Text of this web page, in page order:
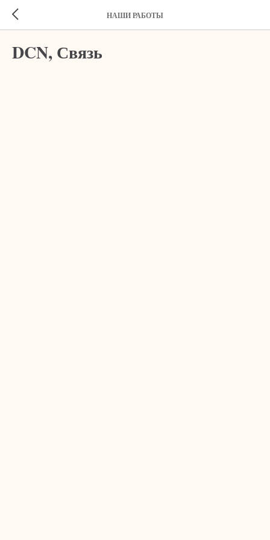
НАШИ РАБОТЫ
DCN, Связь